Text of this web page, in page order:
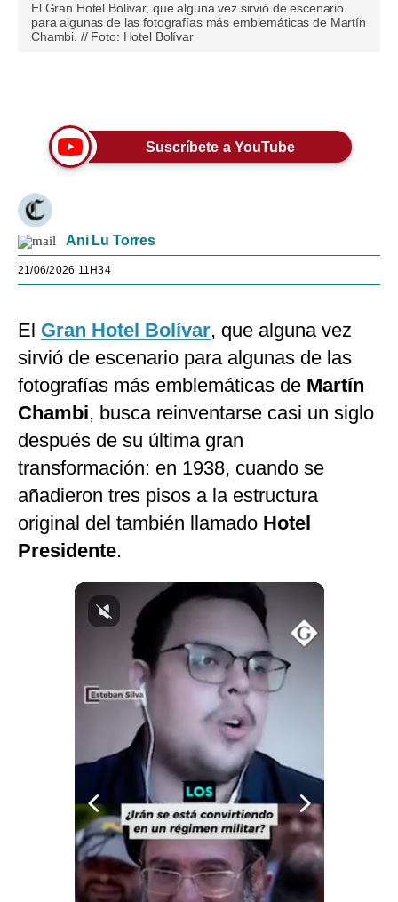
El Gran Hotel Bolívar, que alguna vez sirvió de escenario
para algunas de las fotografías más emblemáticas de Martín
Chambi. // Foto: Hotel Bolívar
Suscríbete a YouTube
Ani Lu Torres
21/06/2026 11H34
El Gran Hotel Bolívar, que alguna vez
sirvió de escenario para algunas de las
fotografías más emblemáticas de Martín
Chambi, busca reinventarse casi un siglo
después de su última gran
transformación: en 1938, cuando se
añadieron tres pisos a la estructura
original del también llamado Hotel
Presidente.